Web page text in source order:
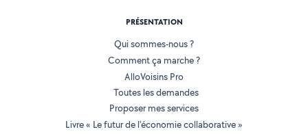
PRÉSENTATION
Qui sommes-nous ?
Comment ça marche ?
AlloVoisins Pro
Toutes les demandes
Proposer mes services
Livre « Le futur de l'économie collaborative »